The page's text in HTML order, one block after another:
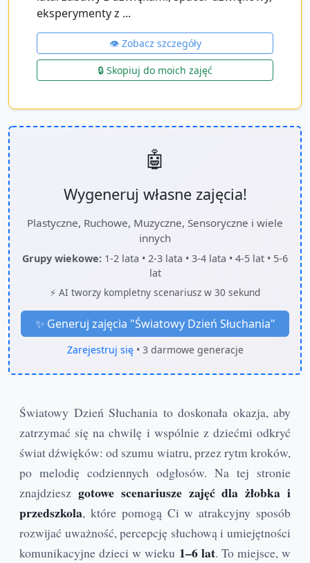
eksperymenty z ...
👁️ Zobacz szczegóły
🔒 Skopiuj do moich zajęć
🤖
Wygeneruj własne zajęcia!
Plastyczne, Ruchowe, Muzyczne, Sensoryczne i wiele
innych
Grupy wiekowe: 1-2 lata • 2-3 lata • 3-4 lata • 4-5 lat • 5-6
lat
⚡ AI tworzy kompletny scenariusz w 30 sekund
✨ Generuj zajęcia "Światowy Dzień Słuchania"
Zarejestruj się• 3 darmowe generacje
Światowy Dzień Słuchania to doskonała okazja, aby
zatrzymać się na chwilę i wspólnie z dziećmi odkryć
świat dźwięków: od szumu wiatru, przez rytm kroków,
po melodię codziennych odgłosów. Na tej stronie
znajdziesz gotowe scenariusze zajęć dla żłobka i
przedszkola, które pomogą Ci w atrakcyjny sposób
rozwijać uważność, percepcję słuchową i umiejętności
komunikacyjne dzieci w wieku 1–6 lat. To miejsce, w